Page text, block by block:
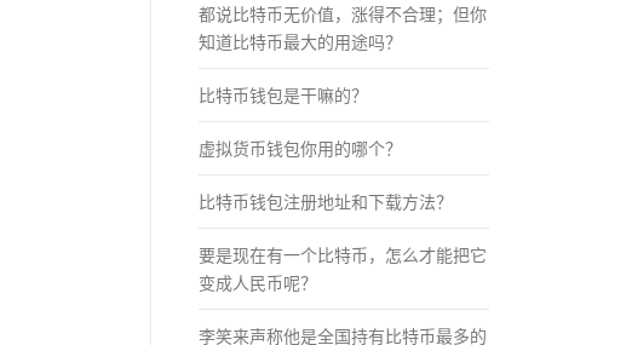
都说比特币无价值，涨得不合理；但你
知道比特币最大的用途吗？
比特币钱包是干嘛的？
虚拟货币钱包你用的哪个？
比特币钱包注册地址和下载方法？
要是现在有一个比特币，怎么才能把它
变成人民币呢？
李笑来声称他是全国持有比特币最多的